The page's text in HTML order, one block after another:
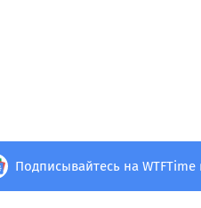
Подписывайтесь на